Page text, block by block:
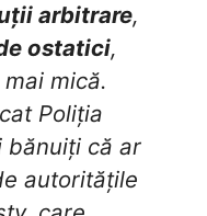
arbitrare,
ostatici,
mică.
Poliția
bănuiți că ar
autoritățile